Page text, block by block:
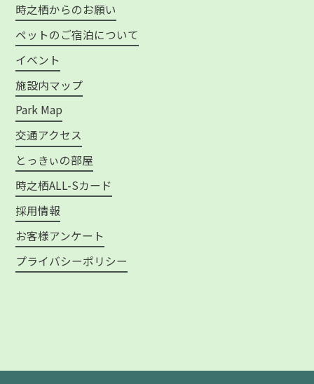
時之栖からのお願い
ペットのご宿泊について
イベント
施設内マップ
Park Map
交通アクセス
とっきぃの部屋
時之栖ALL-Sカード
採用情報
お客様アンケート
プライバシーポリシー